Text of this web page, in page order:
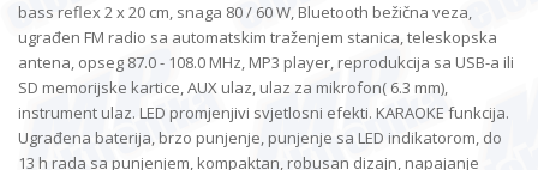
bass reflex 2 x 20 cm, snaga 80 / 60 W, Bluetooth bežična veza,
ugrađen FM radio sa automatskim traženjem stanica, teleskopska
antena, opseg 87.0 - 108.0 MHz, MP3 player, reprodukcija sa USB-a ili
SD memorijske kartice, AUX ulaz, ulaz za mikrofon( 6.3 mm),
instrument ulaz. LED promjenjivi svjetlosni efekti. KARAOKE funkcija.
Ugrađena baterija, brzo punjenje, punjenje sa LED indikatorom, do
13 h rada sa punjenjem, kompaktan, robusan dizajn, napajanje